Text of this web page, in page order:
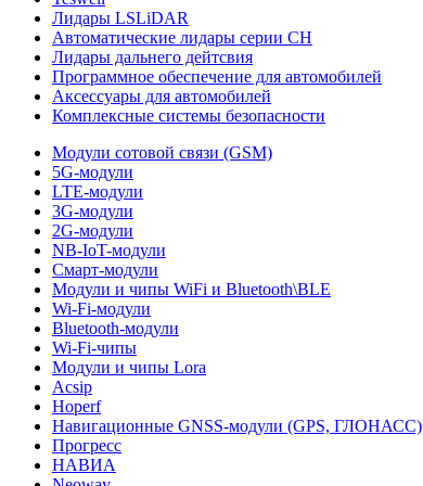
Лидары LSLiDAR
Автоматические лидары серии CH
Лидары дальнего дейтсвия
Программное обеспечение для автомобилей
Аксессуары для автомобилей
Комплексные системы безопасности
Модули сотовой связи (GSM)
5G-модули
LTE-модули
3G-модули
2G-модули
NB-IoT-модули
Смарт-модули
Модули и чипы WiFi и Bluetooth\BLE
Wi-Fi-модули
Bluetooth-модули
Wi-Fi-чипы
Модули и чипы Lora
Acsip
Hoperf
Навигационные GNSS-модули (GPS, ГЛОНАСС)
Прогресс
НАВИА